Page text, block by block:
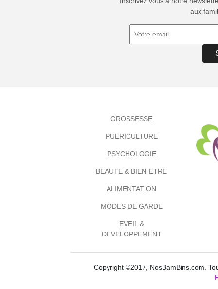
aux
GROSSESSE
PUERICULTURE
PSYCHOLOGIE
BEAUTE & BIEN-ETRE
ALIMENTATION
MODES DE GARDE
EVEIL &
DEVELOPPEMENT
Copyright ©2017, NosBamBins.com.